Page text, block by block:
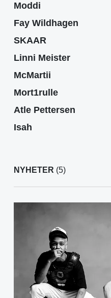
Moddi
Fay Wildhagen
SKAAR
Linni Meister
McMartii
Mort1rulle
Atle Pettersen
Isah
NYHETER (5)